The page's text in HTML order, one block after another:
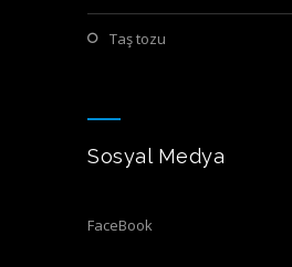
taş tozu
Sosyal Medya
FaceBook